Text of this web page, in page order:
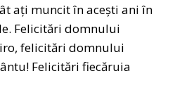
ați muncit în acești ani în
Felicitări domnului
felicitări domnului
Felicitări fiecăruia